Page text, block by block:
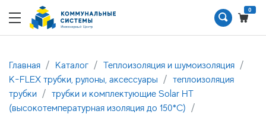
0
Главная Каталог
Теплоизоляция и шумоизоляция
K-FLEX трубки, рулоны, аксессуары
теплоизоляция
трубки
трубки и комплектующие Solar HT
(высокотемпературная изоляция до 150*С)